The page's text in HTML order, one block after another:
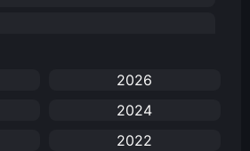
2026
2024
2022